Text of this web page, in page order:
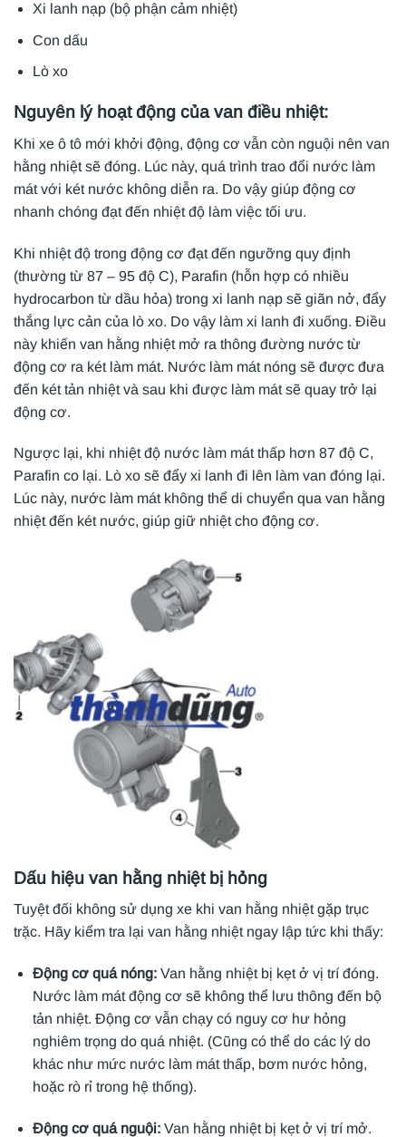
Xi lanh nạp (bộ phận cảm nhiệt)
Con dấu
Lò xo
Nguyên lý hoạt động của van điều nhiệt:
Khi xe ô tô mới khởi động, động cơ vẫn còn nguội nên van
hằng nhiệt sẽ đóng. Lúc này, quá trình trao đổi nước làm
mát với két nước không diễn ra. Do vậy giúp động cơ
nhanh chóng đạt đến nhiệt độ làm việc tối ưu.
Khi nhiệt độ trong động cơ đạt đến ngưỡng quy định
(thường từ 87 – 95 độ C), Parafin (hỗn hợp có nhiều
hydrocarbon từ dầu hỏa) trong xi lanh nạp sẽ giãn nở, đẩy
thắng lực cản của lò xo. Do vậy làm xi lanh đi xuống. Điều
này khiến van hằng nhiệt mở ra thông đường nước từ
động cơ ra két làm mát. Nước làm mát nóng sẽ được đưa
đến két tản nhiệt và sau khi được làm mát sẽ quay trở lại
động cơ.
Ngược lại, khi nhiệt độ nước làm mát thấp hơn 87 độ C,
Parafin co lại. Lò xo sẽ đẩy xi lanh đi lên làm van đóng lại.
Lúc này, nước làm mát không thể di chuyển qua van hằng
nhiệt đến két nước, giúp giữ nhiệt cho động cơ.
Dấu hiệu van hằng nhiệt bị hỏng
Tuyệt đối không sử dụng xe khi van hằng nhiệt gặp trục
trặc. Hãy kiểm tra lại van hằng nhiệt ngay lập tức khi thấy:
Động cơ quá nóng: Van hằng nhiệt bị kẹt ở vị trí đóng.
Nước làm mát động cơ sẽ không thể lưu thông đến bộ
tản nhiệt. Động cơ vẫn chạy có nguy cơ hư hỏng
nghiêm trọng do quá nhiệt. (Cũng có thể do các lý do
khác như mức nước làm mát thấp, bơm nước hỏng,
hoặc rò rỉ trong hệ thống).
Động cơ quá nguội: Van hằng nhiệt bị kẹt ở vị trí mở.